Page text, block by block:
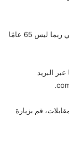
لأخبار نادي الكتاب الهزلي، أنا أليكس زالبن. أعني ربما ليس 65 عامًا
البريد
قم بزيارة